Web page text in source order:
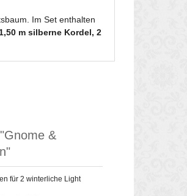
Im Set enthalten
m silberne Kordel, 2
&
für 2 winterliche Light